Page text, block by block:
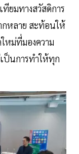
ทียมทางสวัสดิการ
กหลาย สะท้อนให้
หม่ที่มองความ
ป็นการทำให้ทุก